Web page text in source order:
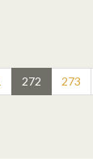
272 273